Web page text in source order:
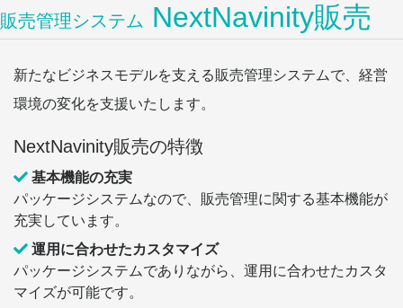
販売管理システム NextNavinity販売
新たなビジネスモデルを支える販売管理システムで、経営
環境の変化を支援いたします。
NextNavinity販売の特徴
基本機能の充実
パッケージシステムなので、販売管理に関する基本機能が
充実しています。
運用に合わせたカスタマイズ
パッケージシステムでありながら、運用に合わせたカスタ
マイズが可能です。